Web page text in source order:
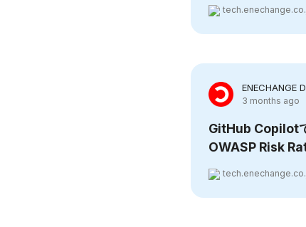
ENECHANGE
3 months ago
GitHub Copilot
OWASP Risk